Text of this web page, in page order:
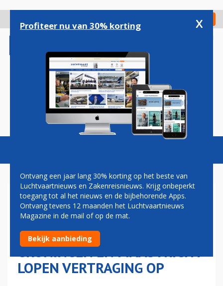
gaan
Check in
Magazine Podcasts Vacatures
NIEUWE
LUCHTHAVENBESLUITEN
VOOR ROTTERDAM,
GRONINGEN EN MAASTRICHT
LOPEN VERTRAGING OP
Profiteer nu van 30% korting x
Ontvang een jaar lang 30% korting op het beste van
Luchtvaartnieuws en Zakenreisnieuws. Krijg onbeperkt
toegang tot al het nieuws en de bijbehorende Apps.
Ontvang tevens 12 maanden het Luchtvaartnieuws
Magazine in de mail of op de mat.
Bekijk aanbieding